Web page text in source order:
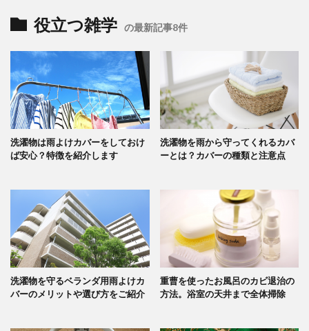
役立つ雑学 の最新記事8件
洗濯物は雨よけカバーをしておけ
ば安心？特徴を紹介します
洗濯物を雨から守ってくれるカバ
ーとは？カバーの種類と注意点
洗濯物を守るベランダ用雨よけカ
バーのメリットや選び方をご紹介
重曹を使ったお風呂のカビ退治の
方法。浴室の天井まで全体掃除